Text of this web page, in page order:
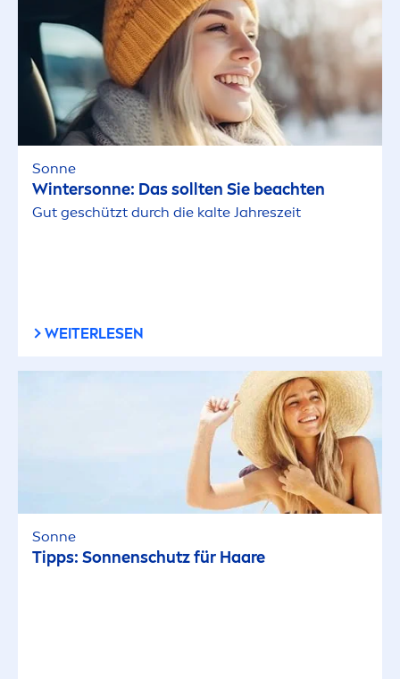
Sonne
Wintersonne: Das sollten Sie beachten
Gut geschützt durch die kalte Jahreszeit
WEITERLESEN
Sonne
Tipps: Sonnenschutz für Haare